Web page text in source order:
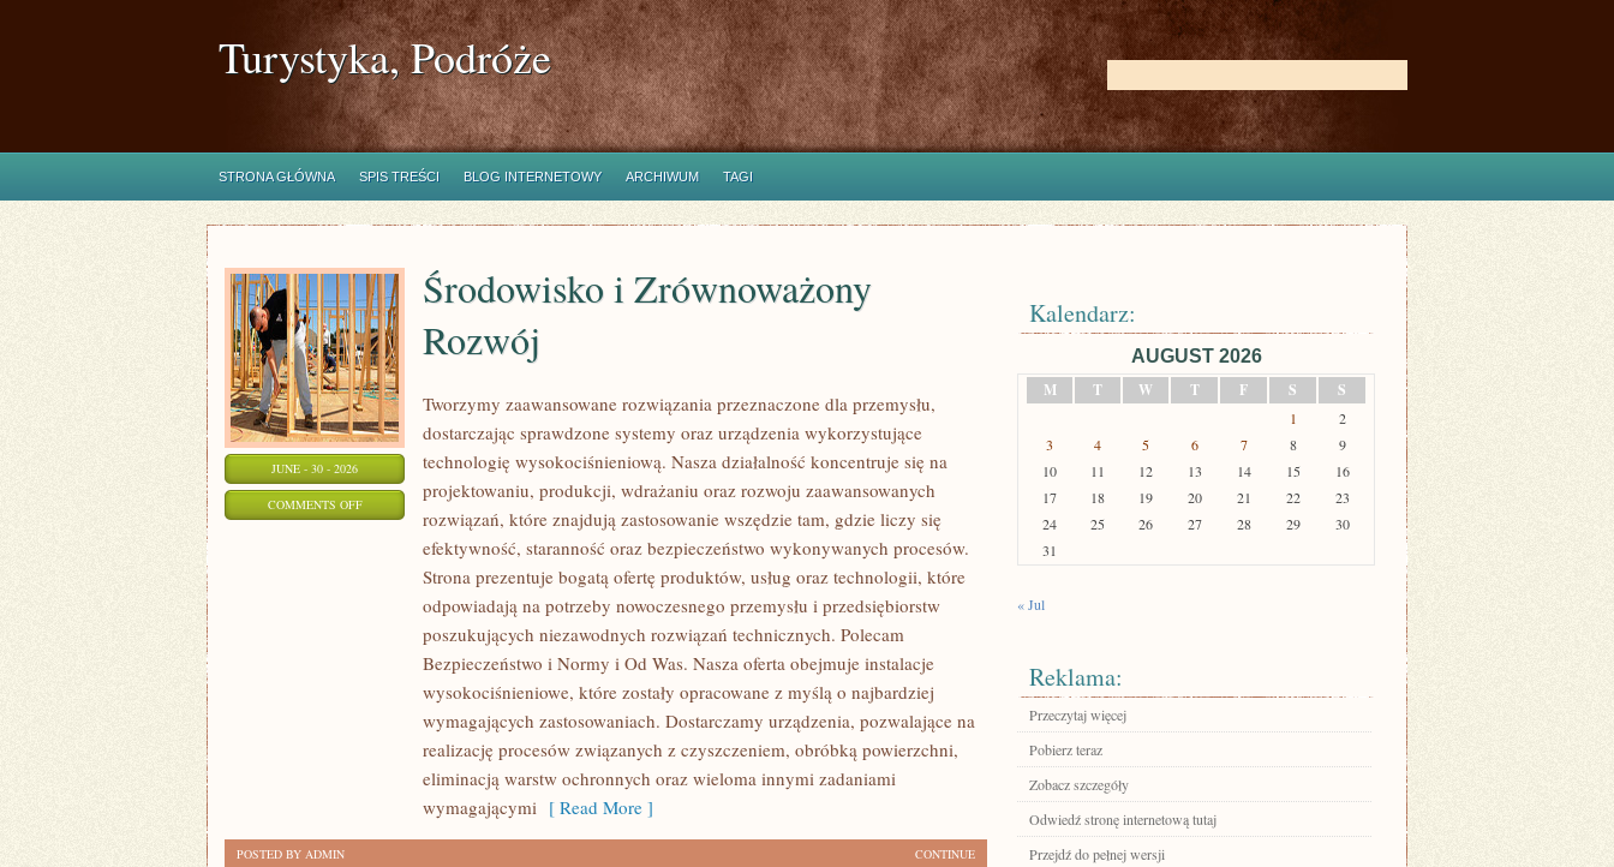
Turystyka, Podróże
STRONA GŁÓWNA SPIS TREŚCI BLOG INTERNETOWY ARCHIWUM TAGI
JUNE - 30 - 2026
COMMENTS OFFON
Środowisko i Zrównoważony
Rozwój
Tworzymy zaawansowane rozwiązania przeznaczone dla przemysłu,
dostarczając sprawdzone systemy oraz urządzenia wykorzystujące
technologię wysokociśnieniową. Nasza działalność koncentruje się na
projektowaniu, produkcji, wdrażaniu oraz rozwoju zaawansowanych
rozwiązań, które znajdują zastosowanie wszędzie tam, gdzie liczy się
efektywność, staranność oraz bezpieczeństwo wykonywanych procesów.
Strona prezentuje bogatą ofertę produktów, usług oraz technologii, które
odpowiadają na potrzeby nowoczesnego przemysłu i przedsiębiorstw
poszukujących niezawodnych rozwiązań technicznych. Polecam
Bezpieczeństwo i Normy i Od Was. Nasza oferta obejmuje instalacje
wysokociśnieniowe, które zostały opracowane z myślą o najbardziej
wymagających zastosowaniach. Dostarczamy urządzenia, pozwalające na
realizację procesów związanych z czyszczeniem, obróbką powierzchni,
eliminacją warstw ochronnych oraz wieloma innymi zadaniami
wymagającymi [ Read More ]
CONTINUE
POSTED BY ADMIN
Kalendarz:
AUGUST 2026
M
T W T F S S
1
2
3
4 5 6 7 8
9
10
11 12 13 14 15
16
17
18 19 20 21 22
23
24
25 26 27 28 29
30
31
« Jul
Reklama:
Przeczytaj więcej
Pobierz teraz
Zobacz szczegóły
Odwiedź stronę internetową tutaj
Przejdź do pełnej wersji